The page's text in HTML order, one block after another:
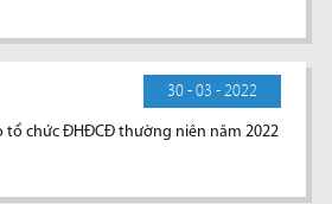
30 - 03 - 2022
tổ chức ĐHĐCĐ thường niên năm 2022